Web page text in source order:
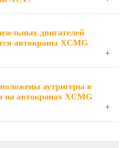
двигателей
автокраны XCMG
аутригеры в
на автокранах XCMG